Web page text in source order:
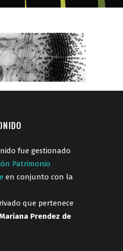
fue gestionado
Patrimonio
en conjunto con la
que pertenece
Prendez de